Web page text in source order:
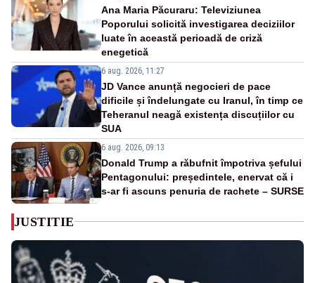
Ana Maria Păcuraru: Televiziunea
Poporului solicită investigarea deciziilor
luate în această perioadă de criză
enegetică
6 aug. 2026, 11:27
JD Vance anunță negocieri de pace
dificile și îndelungate cu Iranul, în timp ce
Teheranul neagă existența discuțiilor cu
SUA
6 aug. 2026, 09:13
Donald Trump a răbufnit împotriva șefului
Pentagonului: președintele, enervat că i
s-ar fi ascuns penuria de rachete – SURSE
JUSTITIE